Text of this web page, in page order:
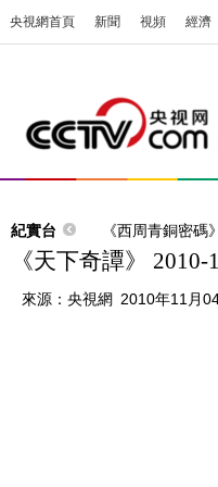
央視網首頁 新聞 視頻 經濟
紀實台 《西周青銅密碼》
《天下奇譚》
來源： 央視網 2010年11月